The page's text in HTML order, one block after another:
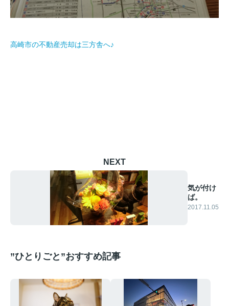
高崎市の不動産売却は三方舎へ♪
NEXT
気が付け
ば。
2017.11.05
”ひとりごと”おすすめ記事